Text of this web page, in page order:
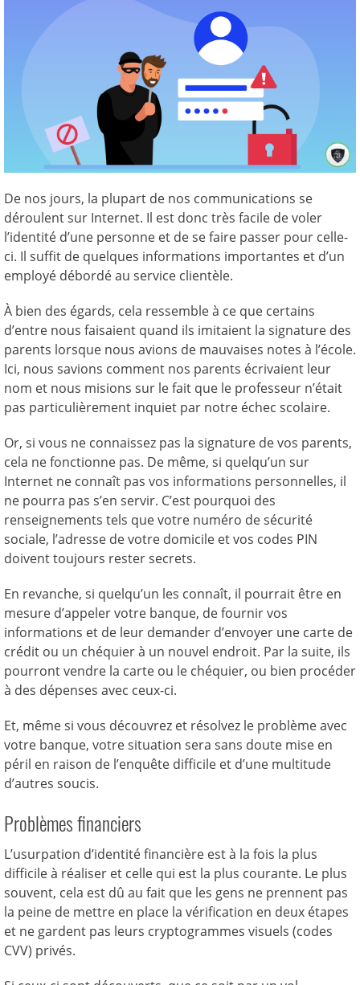
De nos jours, la plupart de nos communications se
déroulent sur Internet. Il est donc très facile de voler
l’identité d’une personne et de se faire passer pour celle-
ci. Il suffit de quelques informations importantes et d’un
employé débordé au service clientèle.
À bien des égards, cela ressemble à ce que certains
d’entre nous faisaient quand ils imitaient la signature des
parents lorsque nous avions de mauvaises notes à l’école.
Ici, nous savions comment nos parents écrivaient leur
nom et nous misions sur le fait que le professeur n’était
pas particulièrement inquiet par notre échec scolaire.
Or, si vous ne connaissez pas la signature de vos parents,
cela ne fonctionne pas. De même, si quelqu’un sur
Internet ne connaît pas vos informations personnelles, il
ne pourra pas s’en servir. C’est pourquoi des
renseignements tels que votre numéro de sécurité
sociale, l’adresse de votre domicile et vos codes PIN
doivent toujours rester secrets.
En revanche, si quelqu’un les connaît, il pourrait être en
mesure d’appeler votre banque, de fournir vos
informations et de leur demander d’envoyer une carte de
crédit ou un chéquier à un nouvel endroit. Par la suite, ils
pourront vendre la carte ou le chéquier, ou bien procéder
à des dépenses avec ceux-ci.
Et, même si vous découvrez et résolvez le problème avec
votre banque, votre situation sera sans doute mise en
péril en raison de l’enquête difficile et d’une multitude
d’autres soucis.
Problèmes financiers
L’usurpation d’identité financière est à la fois la plus
difficile à réaliser et celle qui est la plus courante. Le plus
souvent, cela est dû au fait que les gens ne prennent pas
la peine de mettre en place la vérification en deux étapes
et ne gardent pas leurs cryptogrammes visuels (codes
CVV) privés.